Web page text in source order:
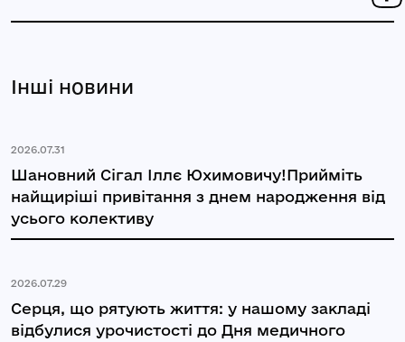
Інші новини
2026.07.31
Шановний Сігал Іллє Юхимовичу!Прийміть
найщиріші привітання з днем народження від
усього колективу
2026.07.29
Серця, що рятують життя: у нашому закладі
відбулися урочистості до Дня медичного